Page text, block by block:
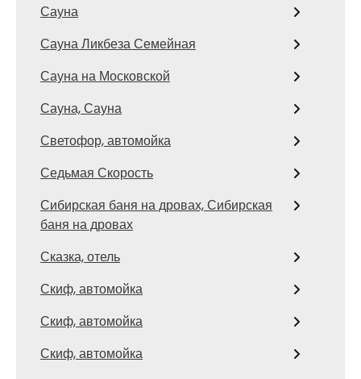
Сауна
Сауна Ликбеза Семейная
Сауна на Московской
Сауна, Сауна
Светофор, автомойка
Седьмая Скорость
Сибирская баня на дровах, Сибирская
баня на дровах
Сказка, отель
Скиф, автомойка
Скиф, автомойка
Скиф, автомойка